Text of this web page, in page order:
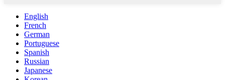
English
French
German
Portuguese
Spanish
Russian
Japanese